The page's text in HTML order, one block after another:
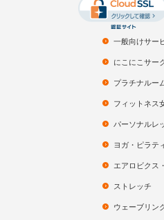
一般向けサー
にこにこサー
プラチナルー
フィットネス
パーソナルレ
ヨガ・ピラテ
エアロビクス
ストレッチ
ウェーブリン